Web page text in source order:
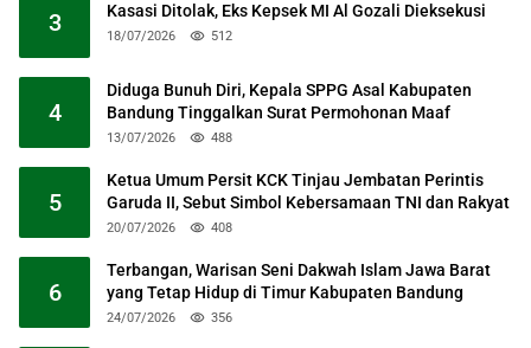
3 Kasasi Ditolak, Eks Kepsek MI Al Gozali Dieksekusi
18/07/2026 512
4
Diduga Bunuh Diri, Kepala SPPG Asal Kabupaten
Bandung Tinggalkan Surat Permohonan Maaf
13/07/2026 488
5
Ketua Umum Persit KCK Tinjau Jembatan Perintis
Garuda II, Sebut Simbol Kebersamaan TNI dan Rakyat
20/07/2026 408
6
Terbangan, Warisan Seni Dakwah Islam Jawa Barat
yang Tetap Hidup di Timur Kabupaten Bandung
24/07/2026 356